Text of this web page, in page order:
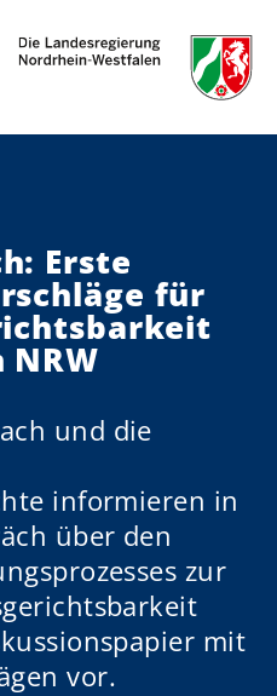
Erste
für
und die
informieren in
über den
zur
mit
vor.